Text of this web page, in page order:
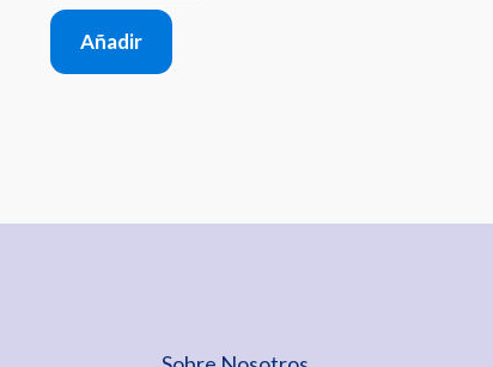
20
Unidades
Añadir